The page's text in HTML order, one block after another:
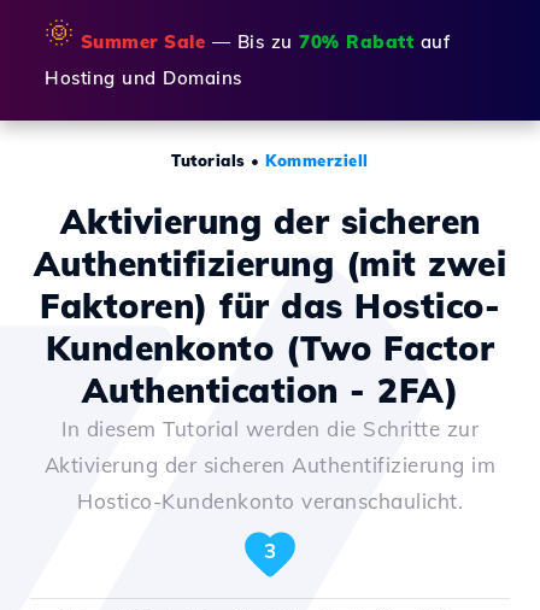
🌞 Summer Sale — Bis zu 70% Rabatt auf
Hosting und Domains
Tutorials •Kommerziell
Aktivierung der sicheren
Authentifizierung (mit zwei
Faktoren) für das Hostico-
Kundenkonto (Two Factor
Authentication - 2FA)
In diesem Tutorial werden die Schritte zur
Aktivierung der sicheren Authentifizierung im
Hostico-Kundenkonto veranschaulicht.
3